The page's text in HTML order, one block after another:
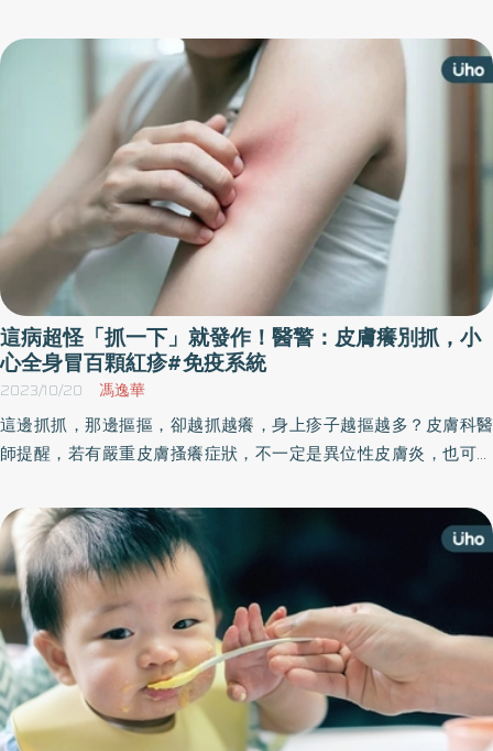
疫情如此嚴重？對此，台大兒童醫院小兒科醫師黃立民推估，可能
與新冠疫情後造成的「免疫竊盜」現象有關。
這病超怪「抓一下」就發作！醫警：皮膚癢別抓，小
心全身冒百顆紅疹#免疫系統
2023/10/20 馮逸華
這邊抓抓，那邊摳摳，卻越抓越癢，身上疹子越摳越多？皮膚科醫
師提醒，若有嚴重皮膚搔癢症狀，不一定是異位性皮膚炎，也可能
陷入易引發感染的困境中，輕則傷口難以癒合，嚴重時可能引發敗
血症，所幸目前已有新治療方法，可助患者找回「無癢人生」。